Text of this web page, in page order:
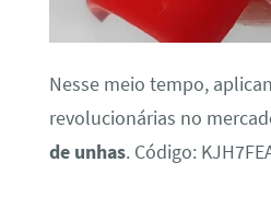
Nesse meio tempo,
revolucionárias no
de unhas. Código: